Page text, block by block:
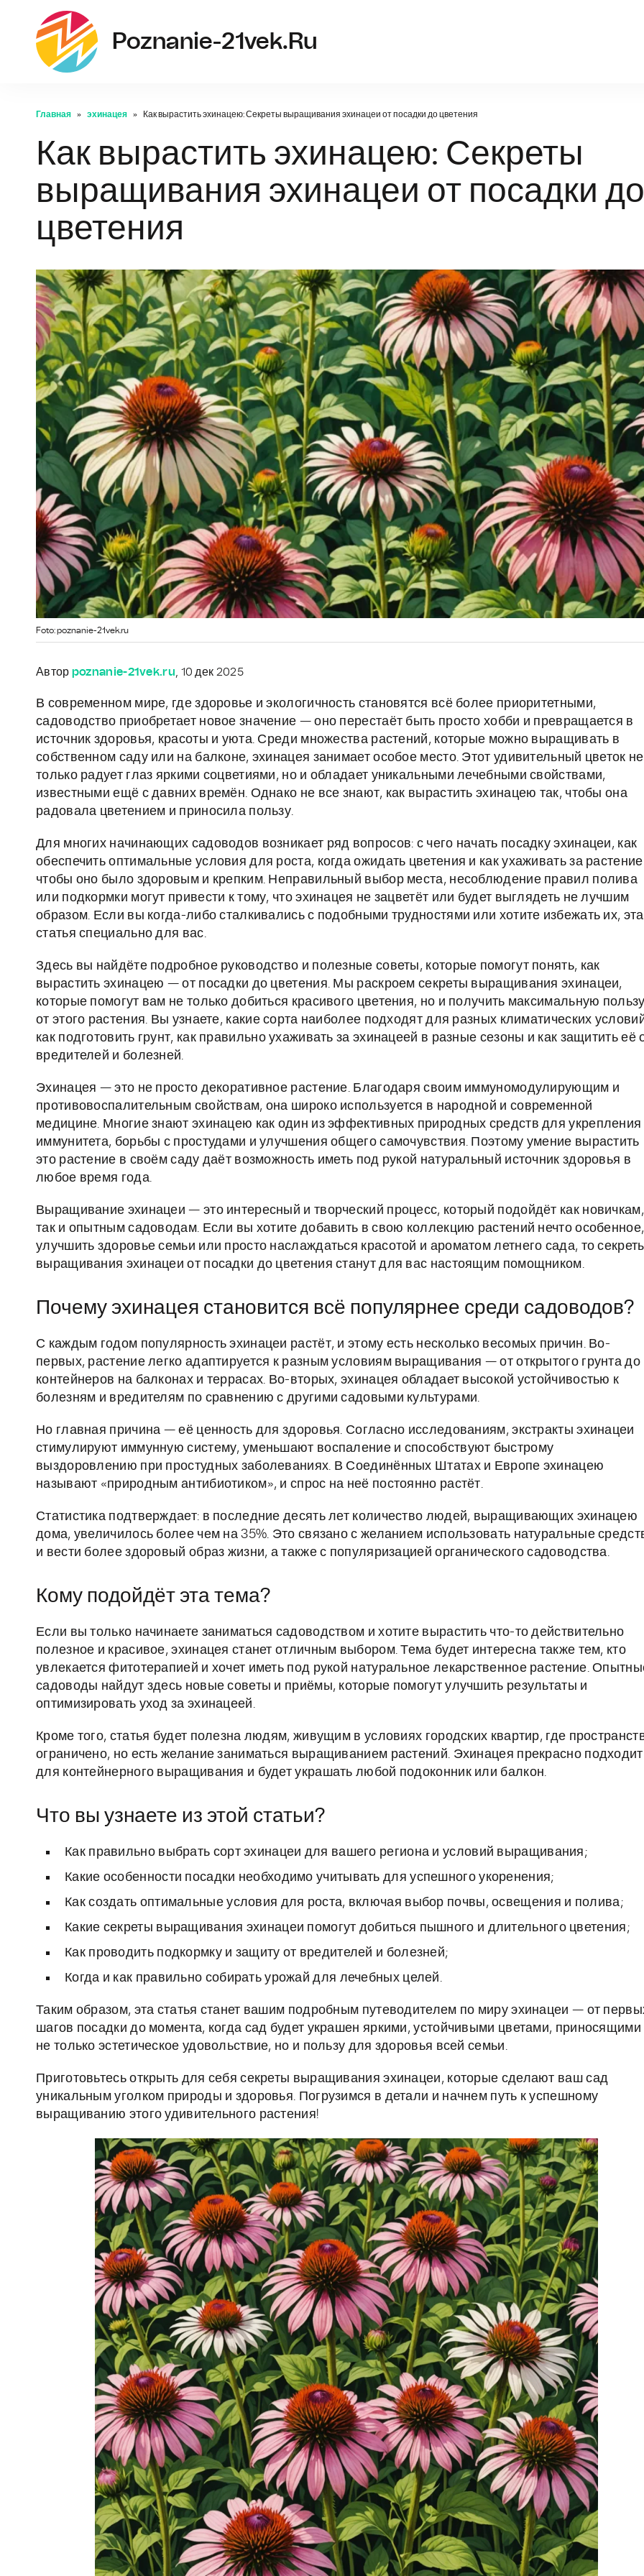
Poznanie-21vek.ru
Главная эхинацея Как вырастить эхинацею: Секреты выращивания эхинацеи от посадки до цветения
Как вырастить эхинацею: Секреты
выращивания эхинацеи от посадки до
цветения
Foto: poznanie-21vek.ru
Автор poznanie-21vek.ru, 10 дек 2025
В современном мире, где здоровье и экологичность становятся всё более приоритетными,
садоводство приобретает новое значение — оно перестаёт быть просто хобби и превращается в
источник здоровья, красоты и уюта. Среди множества растений, которые можно выращивать в
собственном саду или на балконе, эхинацея занимает особое место. Этот удивительный цветок не
только радует глаз яркими соцветиями, но и обладает уникальными лечебными свойствами,
известными ещё с давних времён. Однако не все знают, как вырастить эхинацею так, чтобы она
радовала цветением и приносила пользу.
Для многих начинающих садоводов возникает ряд вопросов: с чего начать посадку эхинацеи, как
обеспечить оптимальные условия для роста, когда ожидать цветения и как ухаживать за
чтобы оно было здоровым и крепким. Неправильный выбор места, несоблюдение правил полива
или подкормки могут привести к тому, что эхинацея не зацветёт или будет выглядеть не лучшим
образом. Если вы когда-либо сталкивались с подобными трудностями или хотите избежать их, эта
статья специально для вас.
Здесь вы найдёте подробное руководство и полезные советы, которые помогут понять, как
вырастить эхинацею — от посадки до цветения. Мы раскроем секреты выращивания эхинацеи,
которые помогут вам не только добиться красивого цветения, но и получить максимальную
от этого растения. Вы узнаете, какие сорта наиболее подходят для разных климатических
как подготовить грунт, как правильно ухаживать за эхинацеей в разные сезоны и как защитить её
вредителей и болезней.
Эхинацея — это не просто декоративное растение. Благодаря своим иммуномодулирующим и
противовоспалительным свойствам, она широко используется в народной и современной
медицине. Многие знают эхинацею как один из эффективных природных средств для укрепления
иммунитета, борьбы с простудами и улучшения общего самочувствия. Поэтому умение вырастить
это растение в своём саду даёт возможность иметь под рукой натуральный источник здоровья в
любое время года.
Выращивание эхинацеи — это интересный и творческий процесс, который подойдёт как новичкам,
так и опытным садоводам. Если вы хотите добавить в свою коллекцию растений нечто особенное,
улучшить здоровье семьи или просто наслаждаться красотой и ароматом летнего сада, то
выращивания эхинацеи от посадки до цветения станут для вас настоящим помощником.
Почему эхинацея становится всё популярнее среди садоводов?
С каждым годом популярность эхинацеи растёт, и этому есть несколько весомых причин. Во-
первых, растение легко адаптируется к разным условиям выращивания — от открытого грунта до
контейнеров на балконах и террасах. Во-вторых, эхинацея обладает высокой устойчивостью к
болезням и вредителям по сравнению с другими садовыми культурами.
Но главная причина — её ценность для здоровья. Согласно исследованиям, экстракты эхинацеи
стимулируют иммунную систему, уменьшают воспаление и способствуют быстрому
выздоровлению при простудных заболеваниях. В Соединённых Штатах и Европе эхинацею
называют «природным антибиотиком», и спрос на неё постоянно растёт.
Статистика подтверждает: в последние десять лет количество людей, выращивающих эхинацею
дома, увеличилось более чем на 35%. Это связано с желанием использовать натуральные
и вести более здоровый образ жизни, а также с популяризацией органического садоводства.
Кому подойдёт эта тема?
Если вы только начинаете заниматься садоводством и хотите вырастить что-то действительно
полезное и красивое, эхинацея станет отличным выбором. Тема будет интересна также тем, кто
увлекается фитотерапией и хочет иметь под рукой натуральное лекарственное растение.
садоводы найдут здесь новые советы и приёмы, которые помогут улучшить результаты и
оптимизировать уход за эхинацеей.
Кроме того, статья будет полезна людям, живущим в условиях городских квартир, где
ограничено, но есть желание заниматься выращиванием растений. Эхинацея прекрасно подходит
для контейнерного выращивания и будет украшать любой подоконник или балкон.
Что вы узнаете из этой статьи?
Как правильно выбрать сорт эхинацеи для вашего региона и условий выращивания;
Какие особенности посадки необходимо учитывать для успешного укоренения;
Как создать оптимальные условия для роста, включая выбор почвы, освещения и полива;
Какие секреты выращивания эхинацеи помогут добиться пышного и длительного цветения;
Как проводить подкормку и защиту от вредителей и болезней;
Когда и как правильно собирать урожай для лечебных целей.
Таким образом, эта статья станет вашим подробным путеводителем по миру эхинацеи — от
шагов посадки до момента, когда сад будет украшен яркими, устойчивыми цветами, приносящими
не только эстетическое удовольствие, но и пользу для здоровья всей семьи.
Приготовьтесь открыть для себя секреты выращивания эхинацеи, которые сделают ваш сад
уникальным уголком природы и здоровья. Погрузимся в детали и начнем путь к успешному
выращиванию этого удивительного растения!